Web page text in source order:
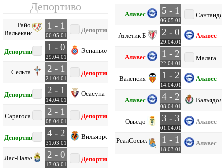
Депортиво
Райо
Вальекано
1 - 1
06.05.01
Депортиво
Депортиво 1 - 0
29.04.01
Эспаньол
Сельта 2 - 1
21.04.01
Депортиво
Депортиво 2 - 1
14.04.01
Осасуна
Сарагоса 2 - 1
08.04.01
Депортиво
Депортиво 4 - 2
31.03.01
Вильярреал
Лас-Пальмас 2 - 0
17.03.01
Депортиво
Алавес 5 - 1
06.05.01
Атлетик Б 2 - 0
29.04.01
Алавес
Алавес 1 - 2
22.04.01
Малага
Валенсия 1 - 2
14.04.01
Алавес
Алавес 4 - 2
08.04.01
Овьедо 3 - 3
01.04.01
Алавес
РеалСосьедад 1 - 1
18.03.01
Алавес